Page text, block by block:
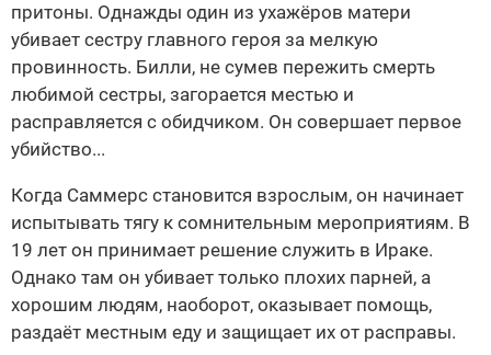
притоны. Однажды один из ухажёров матери
убивает сестру главного героя за мелкую
провинность. Билли, не сумев пережить смерть
любимой сестры, загорается местью и
расправляется с обидчиком. Он совершает первое
убийство...
Когда Саммерс становится взрослым, он начинает
испытывать тягу к сомнительным мероприятиям. В
19 лет он принимает решение служить в Ираке.
Однако там он убивает только плохих парней, а
хорошим людям, наоборот, оказывает помощь,
раздаёт местным еду и защищает их от расправы.